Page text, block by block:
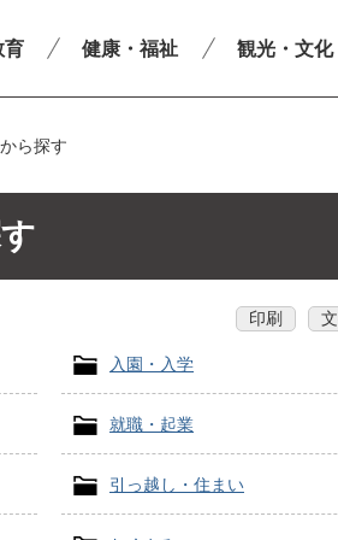
育 健康・福祉 観光・文化
ら探す
印刷
入園・入学
就職・起業
引っ越し・住まい